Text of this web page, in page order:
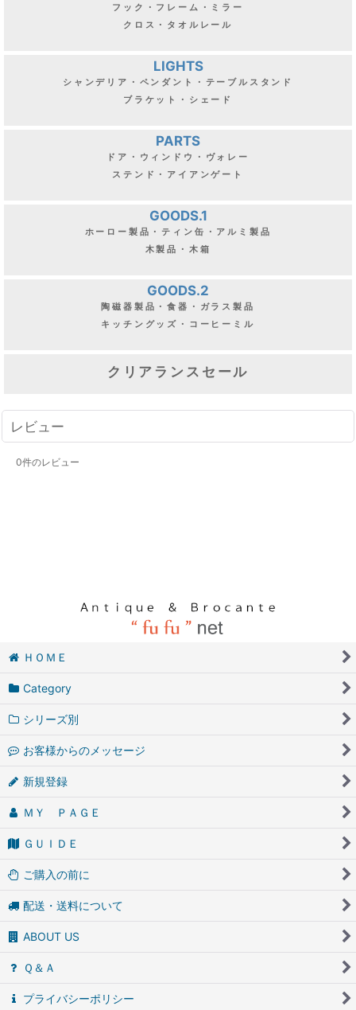
フック・フレーム・ミラー
クロス・タオルレール
LIGHTS
シャンデリア・ペンダント・テーブルスタンド
ブラケット・シェード
PARTS
ドア・ウィンドウ・ヴォレー
ステンド・アイアンゲート
GOODS.1
ホーロー製品・ティン缶・アルミ製品
木製品・木箱
GOODS.2
陶磁器製品・食器・ガラス製品
キッチングッズ・コーヒーミル
クリアランスセール
レビュー
0件のレビュー
ＨＯＭＥ
Category
シリーズ別
お客様からのメッセージ
新規登録
ＭＹ ＰＡＧＥ
ＧＵＩＤＥ
ご購入の前に
配送・送料について
ABOUT US
Ｑ＆Ａ
プライバシーポリシー